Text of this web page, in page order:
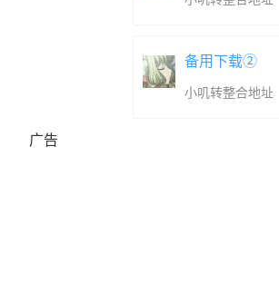
备用下载②
小叽转整合地址
广告